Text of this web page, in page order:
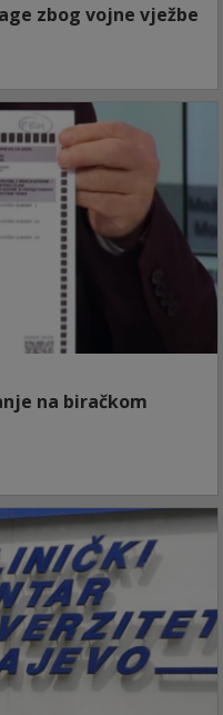
zbog vojne vježbe
na biračkom